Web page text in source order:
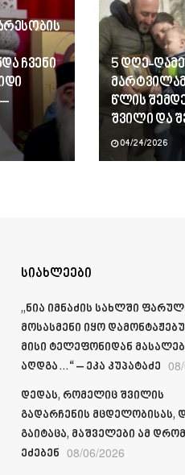
ჩვენი
5 დღე-
წლის
შვილი და
04/24/2026
სიახლეები
„ნია იმნაძის სახლში
მოსასმენი იყო
მისი ტელეფონიდან
აღდგა…“ – ეკა კუპატაძე
დედას, რომელიც შვილის
გადარჩენის მცდელობისას,
გაიტაცა, მაშველები ამ
ეძებენ 08/06/2026